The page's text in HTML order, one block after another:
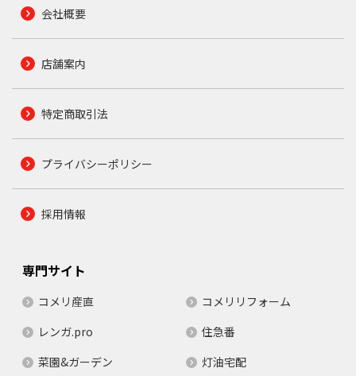
会社概要
店舗案内
特定商取引法
プライバシーポリシー
採用情報
専門サイト
コメリ産直
コメリリフォーム
レンガ.pro
住急番
菜園&ガーデン
灯油宅配